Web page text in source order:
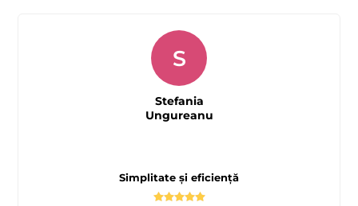
Simplitate și eficiență
S
Stefania
Ungureanu